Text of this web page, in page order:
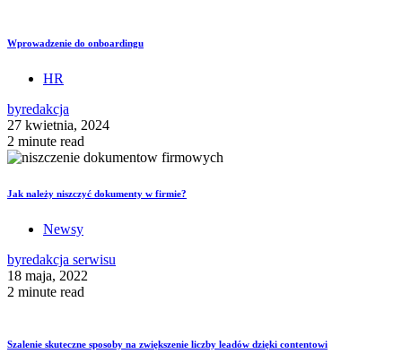
Wprowadzenie do onboardingu
HR
byredakcja
27 kwietnia, 2024
2 minute read
Jak należy niszczyć dokumenty w firmie?
Newsy
byredakcja serwisu
18 maja, 2022
2 minute read
Szalenie skuteczne sposoby na zwiększenie liczby leadów dzięki contentowi